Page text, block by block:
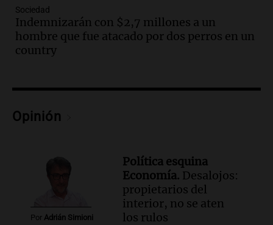
Audio.
intendenta interina de Villa Santa Cruz
del Lago y se atrincheró
Juntos
Confitería El Oriental: una propuesta
cultural imperdible
Noticias
Más de la mitad de la población
reza en la intimidad, según un informe
de la UBA
Episodios
Sociedad
Indemnizarán con $2,7 millones a un
hombre que fue atacado por dos perros en un
country
Opinión
Por Adrián Simioni
Política esquina
Economía. Desalojos:
propietarios del
interior, no se aten
los rulos